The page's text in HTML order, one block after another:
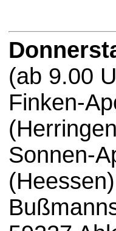
(ab 9.00
Finken-
Sonnen-